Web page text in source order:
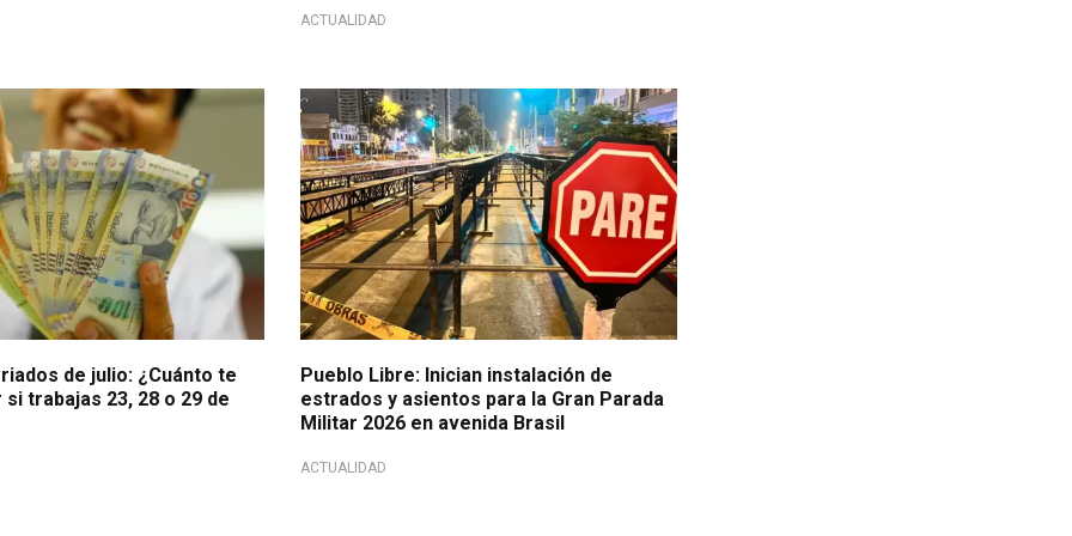
ACTUALIDAD
de julio: ¿Cuánto te
trabajas 23, 28 o 29 de
Faltan menos de dos semanas
Pueblo Libre: Inician instalación de
estrados y asientos para la Gran Parada
Militar 2026 en avenida Brasil
ACTUALIDAD